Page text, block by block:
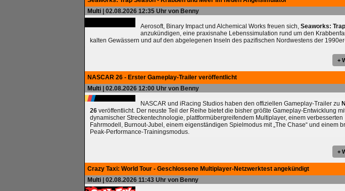
Multi | 02.08.2026 12:35 Uhr von Benny
Aerosoft, Binary Impact und Alchemical Works freuen sich, Seaworks:
anzukündigen, eine praxisnahe Lebenssimulation rund um den
kalten Gewässern und auf den abgelegenen Inseln des pazifischen Nordwestens der
+
NASCAR 26 - Erster Gameplay-Trailer veröffentlicht
Multi | 02.08.2026 12:00 Uhr von Benny
NASCAR und iRacing Studios haben den offiziellen Gameplay-Trailer zu
26 veröffentlicht. Der neuste Teil der Reihe bietet die bisher größte Gameplay-Entwicklung
dynamischer Streckentechnologie, plattformübergreifendem Multiplayer, einem verbesserten
Fahrmodell, Burnout-Jubel, einem eigenständigen Spielmodus mit „The Chase“ und einem
Peak-Performance-Trainingsmodus.
+
Crazy Taxi: World Tour - Geschlossene Multiplayer-Netzwerktest angekündigt
Multi | 02.08.2026 11:43 Uhr von Benny